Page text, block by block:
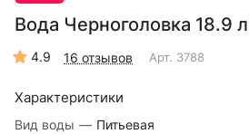
Вода Черноголовка 18.9
4.9 16 отзывов Арт. 3788
Характеристики
Вид воды — Питьевая